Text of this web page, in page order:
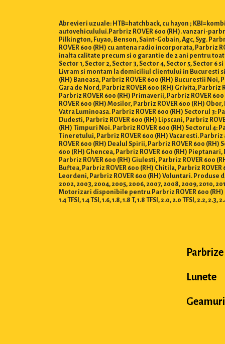
Abrevieri uzuale: HTB=hatchback, cu hayon ;
autovehiculului.Parbriz ROVER 600 (RH). vanzari-
Pilkington, Fuyao, Benson, Saint-Gobain, Agc, Syg.
ROVER 600 (RH) cu antena radio incorporata, Parbriz
inalta calitate precum si o garantie de 2 ani pentru
Sector 1, Sector 2, Sector 3, Sector 4, Sector 5, Sector 6 si
Livram si montam la domiciliul clientului in Bucuresti si
(RH) Baneasa, Parbriz ROVER 600 (RH) Bucurestii Noi,
Gara de Nord, Parbriz ROVER 600 (RH) Grivita, Parbriz
Parbriz ROVER 600 (RH) Primaverii, Parbriz ROVER
ROVER 600 (RH) Mosilor, Parbriz ROVER 600 (RH)
Vatra Luminoasa. Parbriz ROVER 600 (RH) Sectorul 3:
Dudesti, Parbriz ROVER 600 (RH) Lipscani, Parbriz
(RH) Timpuri Noi. Parbriz ROVER 600 (RH) Sectorul 4:
Tineretului, Parbriz ROVER 600 (RH) Vacaresti. Parbriz
ROVER 600 (RH) Dealul Spirii, Parbriz ROVER 600
600 (RH) Ghencea, Parbriz ROVER 600 (RH)
Parbriz ROVER 600 (RH) Giulesti, Parbriz ROVER 600
Buftea, Parbriz ROVER 600 (RH) Chitila, Parbriz
Leordeni, Parbriz ROVER 600 (RH) Voluntari. Produse
2002, 2003, 2004, 2005, 2006, 2007, 2008, 2009, 2010,
Motorizari disponibile pentru Parbriz ROVER 600 (RH) : 0.8,
1.4 TFSI, 1.4 TSI, 1.6, 1.8, 1.8 T, 1.8 TFSI, 2.0, 2.0 TFSI, 2.2,
Parbrize
Lunete
Geamuri